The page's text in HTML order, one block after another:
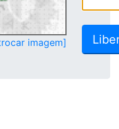
imagem]